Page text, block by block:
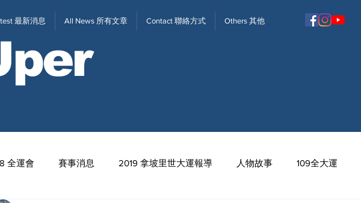
最新消息 All News 所有文章 Contact 聯絡方式 Others 其他
全運會 賽事消息 2019 拿坡里世大運報導 人物故事 109全大運